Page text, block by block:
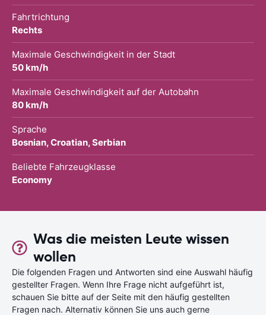
Fahrtrichtung
Rechts
Maximale Geschwindigkeit in der Stadt
50 km/h
Maximale Geschwindigkeit auf der Autobahn
80 km/h
Sprache
Bosnian, Croatian, Serbian
Beliebte Fahrzeugklasse
Economy
Was die meisten Leute wissen
wollen
Die folgenden Fragen und Antworten sind eine Auswahl häufig
gestellter Fragen. Wenn Ihre Frage nicht aufgeführt ist,
schauen Sie bitte auf der Seite mit den häufig gestellten
Fragen nach. Alternativ können Sie uns auch gerne